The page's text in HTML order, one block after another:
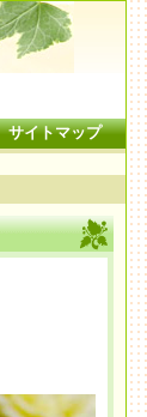
サイトマップ